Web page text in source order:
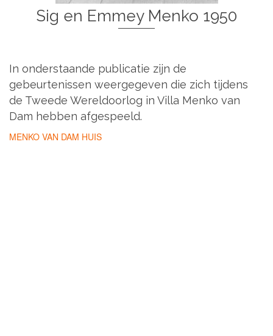
Sig en Emmey Menko 1950
In onderstaande publicatie zijn de
gebeurtenissen weergegeven die zich tijdens
de Tweede Wereldoorlog in Villa Menko van
Dam hebben afgespeeld.
MENKO VAN DAM HUIS